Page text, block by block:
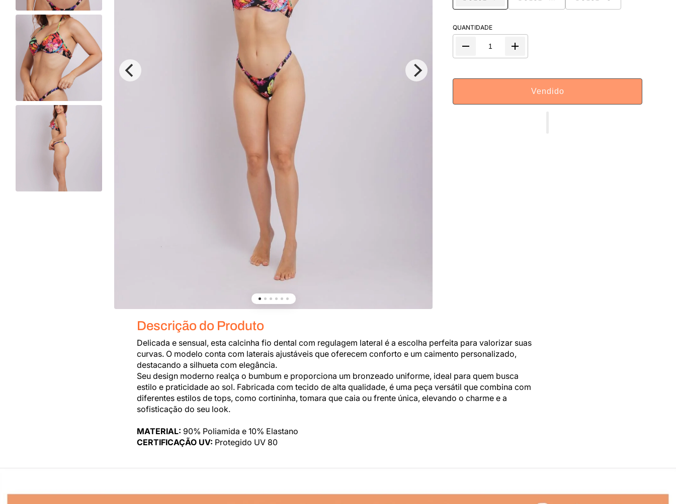
QUANTIDADE
Vendido
Descrição do Produto
Delicada e sensual, esta calcinha fio dental com regulagem lateral é a escolha perfeita para valorizar suas
curvas. O modelo conta com laterais ajustáveis que oferecem conforto e um caimento personalizado,
destacando a silhueta com elegância.
Seu design moderno realça o bumbum e proporciona um bronzeado uniforme, ideal para quem busca
estilo e praticidade ao sol. Fabricada com tecido de alta qualidade, é uma peça versátil que combina com
diferentes estilos de tops, como cortininha, tomara que caia ou frente única, elevando o charme e a
sofisticação do seu look.
MATERIAL: 90% Poliamida e 10% Elastano
CERTIFICAÇÃO UV: Protegido UV 80